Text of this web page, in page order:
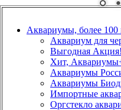
Аквариумы, более
Аквариум для
Выгодная
Хит,
Аквариумы
Аквариумы
Импортные
Оргстекло